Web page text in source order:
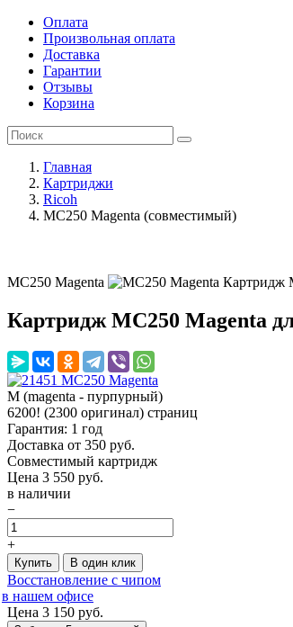
Оплата
Произвольная оплата
Доставка
Гарантии
Отзывы
Корзина
Главная
Картриджи
Ricoh
MC250 Magenta (совместимый)
MC250 Magenta Картридж
Картридж MC250 Magenta
M (magenta - пурпурный)
6200! (2300 оригинал) страниц
Гарантия: 1 год
Доставка от 350 руб.
Совместимый картридж
Цена 3 550 руб.
в наличии
−
+
Купить В один клик
Восстановление с чипом
в нашем офисе
Цена 3 150 руб.